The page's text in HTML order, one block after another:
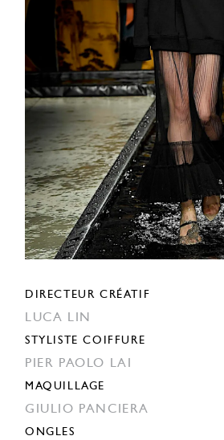
DIRECTEUR CRÉATIF
LUCA LIN
STYLISTE COIFFURE
PIER PAOLO LAI
MAQUILLAGE
GIULIO PANCIERA
ONGLES